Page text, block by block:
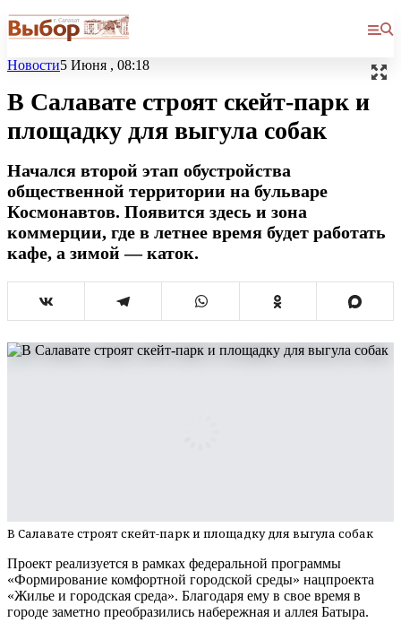
Новости5 Июня , 08:18
В Салавате строят скейт-парк и
площадку для выгула собак
Начался второй этап обустройства
общественной территории на бульваре
Космонавтов. Появится здесь и зона
коммерции, где в летнее время будет работать
кафе, а зимой — каток.
В Салавате строят скейт-парк и площадку для выгула собак
Проект реализуется в рамках федеральной программы
«Формирование комфортной городской среды» нацпроекта
«Жилье и городская среда». Благодаря ему в свое время в
городе заметно преобразились набережная и аллея Батыра.